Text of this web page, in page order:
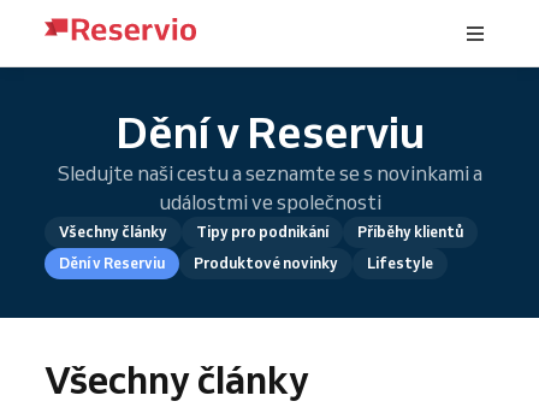
Dění v Reserviu
Sledujte naši cestu a seznamte se s novinkami a
událostmi ve společnosti
Všechny články Tipy pro podnikání
Příběhy klientů
Dění v Reserviu
Produktové novinky Lifestyle
Všechny články